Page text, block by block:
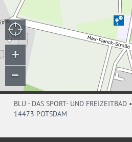
BLU - DAS SPORT- UND FREIZEITBAD
14473 POTSDAM